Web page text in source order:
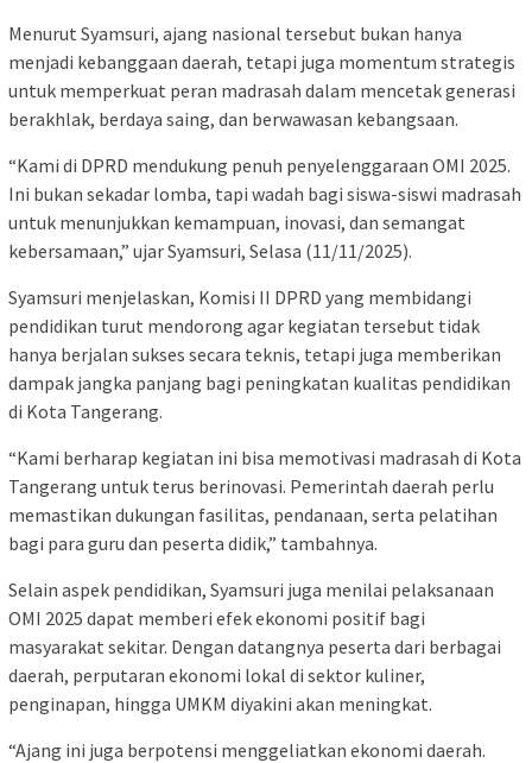
Menurut Syamsuri, ajang nasional tersebut bukan hanya
menjadi kebanggaan daerah, tetapi juga momentum strategis
untuk memperkuat peran madrasah dalam mencetak generasi
berakhlak, berdaya saing, dan berwawasan kebangsaan.
“Kami di DPRD mendukung penuh penyelenggaraan OMI 2025.
Ini bukan sekadar lomba, tapi wadah bagi siswa-siswi madrasah
untuk menunjukkan kemampuan, inovasi, dan semangat
kebersamaan,” ujar Syamsuri, Selasa (11/11/2025).
Syamsuri menjelaskan, Komisi II DPRD yang membidangi
pendidikan turut mendorong agar kegiatan tersebut tidak
hanya berjalan sukses secara teknis, tetapi juga memberikan
dampak jangka panjang bagi peningkatan kualitas pendidikan
di Kota Tangerang.
“Kami berharap kegiatan ini bisa memotivasi madrasah di Kota
Tangerang untuk terus berinovasi. Pemerintah daerah perlu
memastikan dukungan fasilitas, pendanaan, serta pelatihan
bagi para guru dan peserta didik,” tambahnya.
Selain aspek pendidikan, Syamsuri juga menilai pelaksanaan
OMI 2025 dapat memberi efek ekonomi positif bagi
masyarakat sekitar. Dengan datangnya peserta dari berbagai
daerah, perputaran ekonomi lokal di sektor kuliner,
penginapan, hingga UMKM diyakini akan meningkat.
“Ajang ini juga berpotensi menggeliatkan ekonomi daerah.